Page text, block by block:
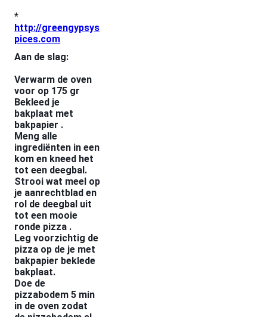
*
http://greengypsys
pices.com
Aan de slag:
Verwarm de oven
voor op 175 gr
Bekleed je
bakplaat met
bakpapier .
Meng alle
ingrediënten in een
kom en kneed het
tot een deegbal.
Strooi wat meel op
je aanrechtblad en
rol de deegbal uit
tot een mooie
ronde pizza .
Leg voorzichtig de
pizza op de je met
bakpapier beklede
bakplaat.
Doe de
pizzabodem 5 min
in de oven zodat